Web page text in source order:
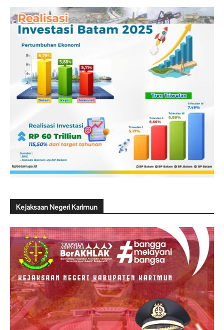
Kejaksaan Negeri Karimun